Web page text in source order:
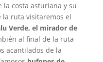
la costa asturiana y su
la ruta visitaremos el
Verde, el mirador de
al final de la ruta
acantilados de la